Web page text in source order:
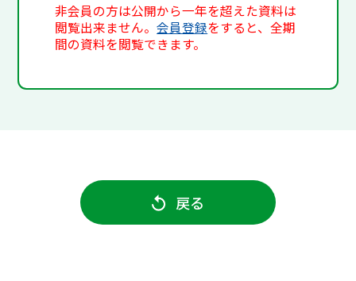
非会員の方は公開から一年を超えた資料は
閲覧出来ません。会員登録をすると、全期
間の資料を閲覧できます。
戻る